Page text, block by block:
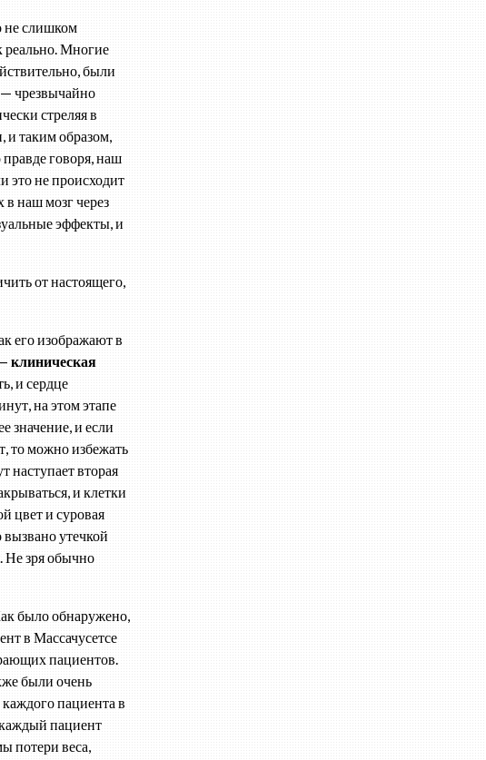
не слишком
реально. Многие
были
чрезвычайно
стреляя в
и таким образом,
говоря, наш
это не происходит
наш мозг через
эффекты, и
от настоящего,
его изображают в
клиническая
и сердце
на этом этапе
и если
то можно избежать
наступаетвторая
и клетки
цвет и суровая
вызвано утечкой
Не зря обычно
было обнаружено,
в Массачусетсе
пациентов.
были очень
пациента в
пациент
потери веса,